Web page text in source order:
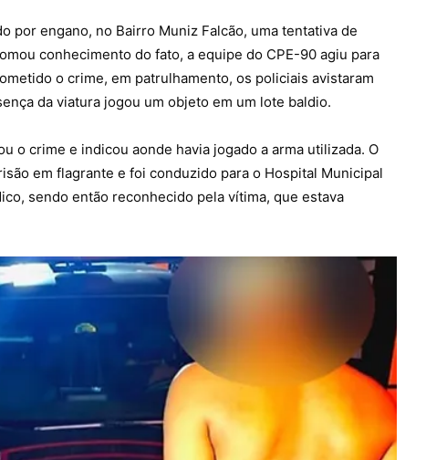
por engano, no Bairro Muniz Falcão, uma tentativa de
conhecimento do fato, a equipe do CPE-90 agiu para
o crime, em patrulhamento, os policiais avistaram
da viatura jogou um objeto em um lote baldio.
o crime e indicou aonde havia jogado a arma utilizada. O
em flagrante e foi conduzido para o Hospital Municipal
sendo então reconhecido pela vítima, que estava